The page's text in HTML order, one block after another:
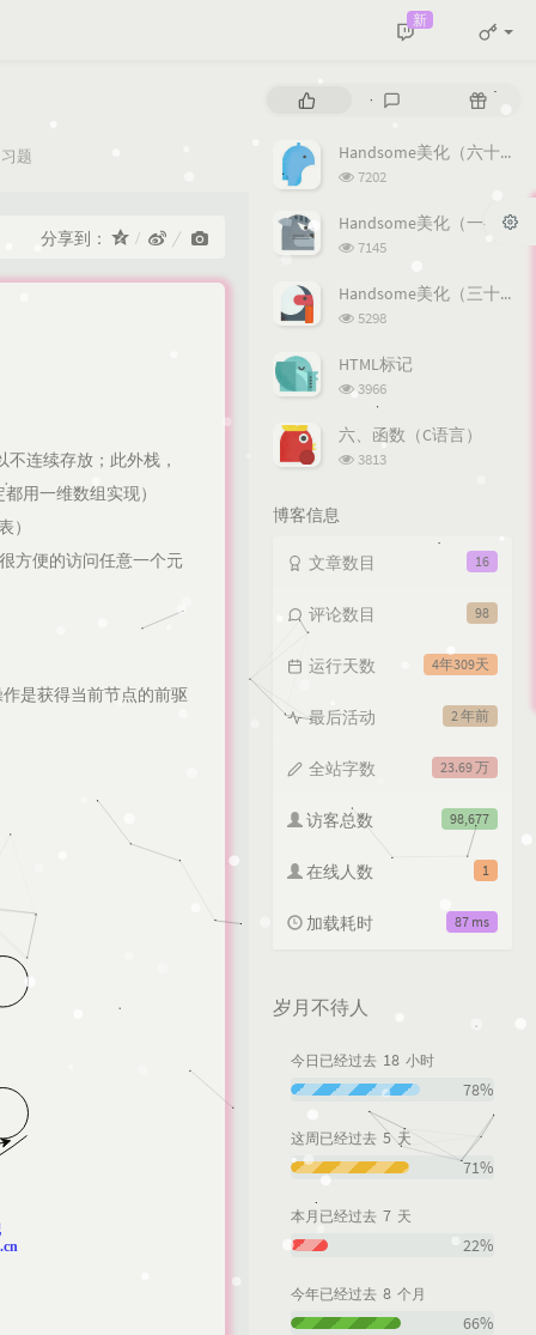
新
分
习题
分享到：
连续存放；此外栈，
用一维数组实现）
）
方便的访问任意一个元
是获得当前节点的前驱
评
随
文Handsome美化（六十一—八十五）
浏
次
7202
Handsome美化（一—三十）
浏
次
7145
Handsome美化（三十一—六十）
浏
次
5298
HTML标记
浏
数:
3966
六、函数（C语言）
浏
3813
博客信息
16
文章数目
98
评论数目
4年309天
运行天数
2 年前
最后活动
23.69 万
全站字数
98,677
访客总数
1
在线人数
87 ms
加载耗时
岁月不待人
今日已经过去 18 小时
78%
这周已经过去 5 天
71%
本月已经过去 7 天
22%
今年已经过去 8 个月
66%